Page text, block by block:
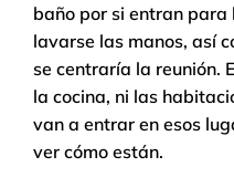
baño por si entran para
lavarse las manos, así
se centraría la reunión.
la cocina, ni las
van a entrar en esos
ver cómo están.